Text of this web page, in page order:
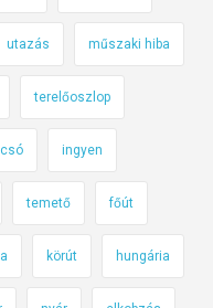
utazás műszaki hiba
terelőoszlop
ingyen
temető főút
körút hungária